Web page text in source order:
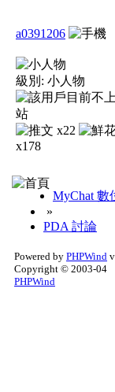
a0391206
級別: 小人物
x22
x178
MyChat 數
»
PDA 討論
Powered by PHPWind
Copyright © 2003-04
PHPWind